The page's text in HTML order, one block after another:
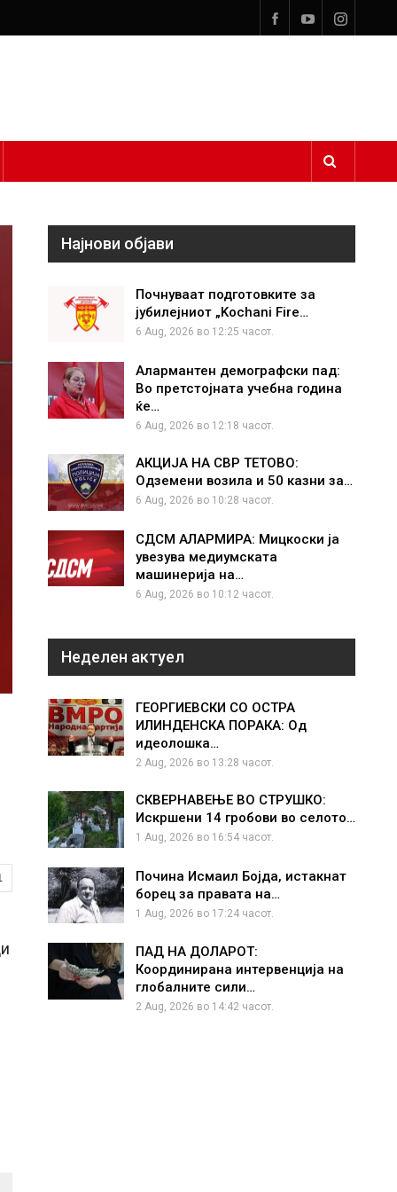
Најнови објави
Почнуваат подготовките за
јубилејниот „Kochani Fire…
6 Aug, 2026 во 12:25 часот.
Алармантен демографски пад:
Во претстојната учебна година
ќе…
6 Aug, 2026 во 12:18 часот.
АКЦИЈА НА СВР ТЕТОВО:
Одземени возила и 50 казни за…
6 Aug, 2026 во 10:28 часот.
СДСМ АЛАРМИРА: Мицкоски ја
увезува медиумската
машинерија на…
6 Aug, 2026 во 10:12 часот.
Неделен актуел
ГЕОРГИЕВСКИ СО ОСТРА
ИЛИНДЕНСКА ПОРАКА: Од
идеолошка…
2 Aug, 2026 во 13:28 часот.
СКВЕРНАВЕЊЕ ВО СТРУШКО:
Искршени 14 гробови во селото…
1 Aug, 2026 во 16:54 часот.
Почина Исмаил Бојда, истакнат
борец за правата на…
1 Aug, 2026 во 17:24 часот.
ПАД НА ДОЛАРОТ:
Координирана интервенција на
глобалните сили…
2 Aug, 2026 во 14:42 часот.